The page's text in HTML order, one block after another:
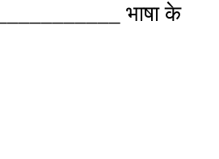
भाषा के